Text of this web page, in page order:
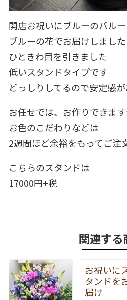
開店お祝いにブルーのバルー
ブルーの花でお届けしました
ひときわ目を引きました
低いスタンドタイプです
どっしりしてるので安定感
お任せでは、お作りできま
お色のこだわりなどは
2週間ほど余裕をもってご注
こちらのスタンドは
17000円+税
関連する
お祝いに
タンドを
届け